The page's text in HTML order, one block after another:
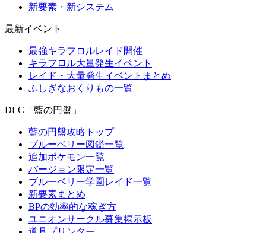
新要素・新システム
最新イベント
最強キラフロルレイド開催
キラフロル大量発生イベント
レイド・大量発生イベントまとめ
ふしぎなおくりもの一覧
DLC「藍の円盤」
藍の円盤攻略トップ
ブルーベリー図鑑一覧
追加ポケモン一覧
バージョン限定一覧
ブルーベリー学園レイド一覧
新要素まとめ
BPの効率的な稼ぎ方
ユニオンサークル募集掲示板